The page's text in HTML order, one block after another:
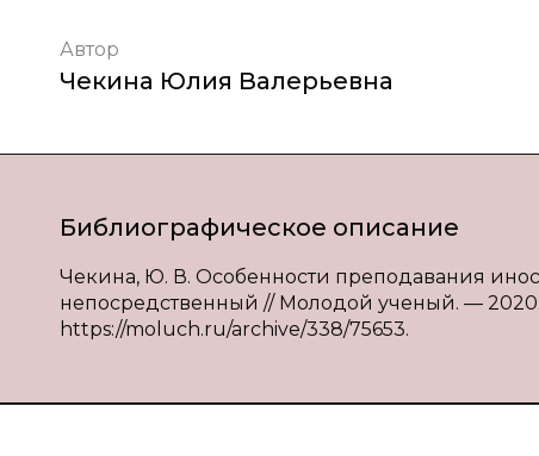
Автор
Чекина Юлия Валерьевна
Библиографическое описание
Чекина, Ю. В. Особенности преподавания
непосредственный // Молодой ученый. —
https://moluch.ru/archive/338/75653.